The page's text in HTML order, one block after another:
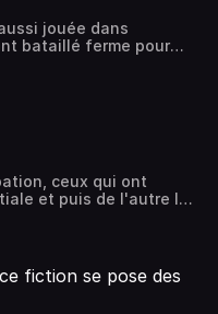
jouée dans
bataillé ferme pour
puis les 1ers
sur la Lune... Mais
Quérenet.
ceux qui ont
et puis de l'autre les
à posteriori l'épopée
est de constater que les
restent en
Apollo 13...
Quérenet
fiction se pose des